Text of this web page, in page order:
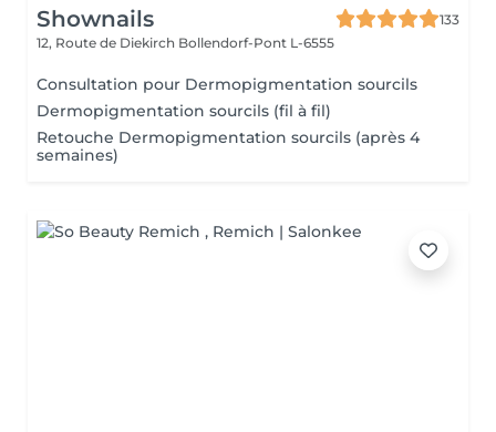
Shownails
133
12, Route de Diekirch Bollendorf-Pont L-6555
Consultation pour Dermopigmentation sourcils
Dermopigmentation sourcils (fil à fil)
Retouche Dermopigmentation sourcils (après 4
semaines)